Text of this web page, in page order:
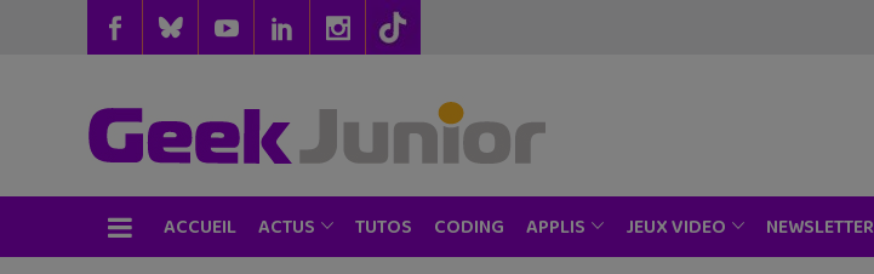
ACCUEIL ACTUS TUTOS CODING APPLIS JEUX VIDEO NEWSLETTER